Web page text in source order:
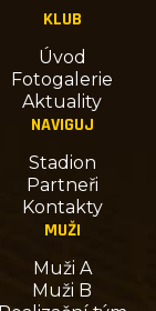
KLUB
Úvod
Fotogalerie
Aktuality
NAVIGUJ
Stadion
Partneři
Kontakty
MUŽI
Muži A
Muži B